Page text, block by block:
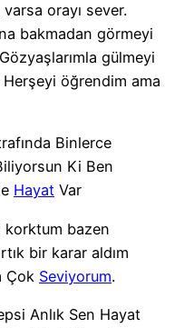
orayı sever.
bakmadan görmeyi
gülmeyi
öğrendim ama
Binlerce
Ki Ben
Hayat Var
korktum bazen
bir karar aldım
Çok Seviyorum.
Anlık Sen Hayat